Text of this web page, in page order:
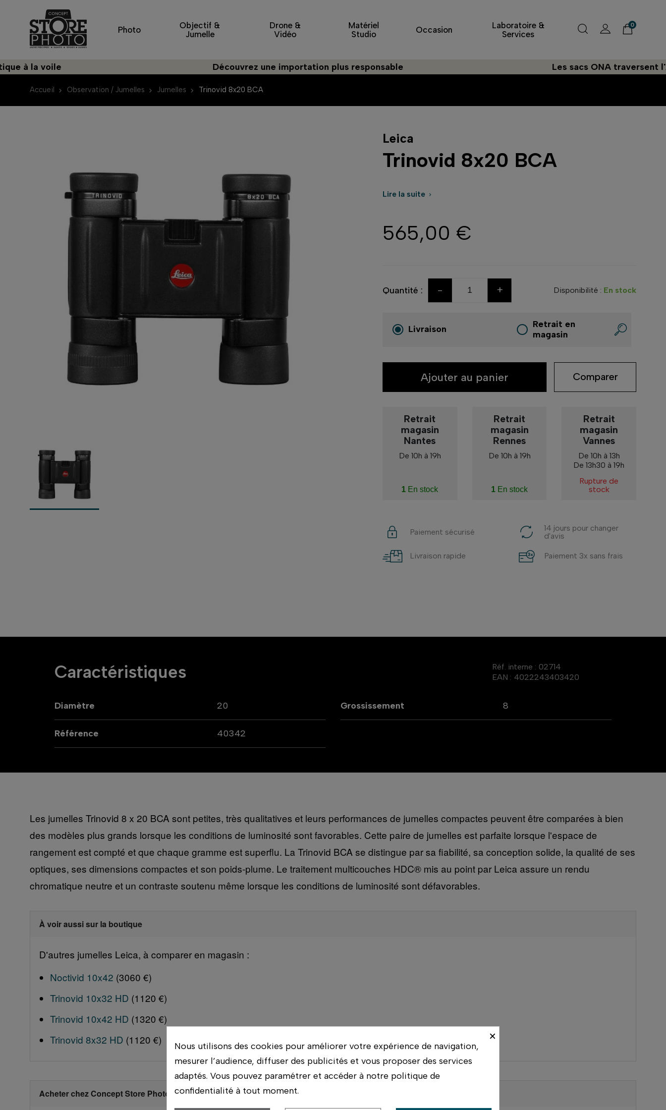
Photo
Objectif &
Jumelle
Drone &
Vidéo
Matériel
Studio
Occasion
Laboratoire &
Services
0
voile Découvrez une importation plus responsable Les sacs ONA traversent
Accueil Observation / Jumelles Jumelles Trinovid 8x20 BCA
Leica
Trinovid 8x20 BCA
Lire la suite 
565,00 €
Quantité : - + Disponibilité : En stock
Livraison
Retrait en
magasin
Ajouter au panier Comparer
Retrait
magasin
Nantes
De 10h à 19h
1 En stock
Retrait
magasin
Rennes
De 10h à 19h
1 En stock
Retrait
magasin
Vannes
De 10h à 13h
De 13h30 à 19h
Rupture de
stock
Paiement sécurisé
14 jours pour changer
d'avis
Livraison rapide Paiement 3x sans frais
Caractéristiques Réf. interne : 02714
EAN : 4022243403420
Diamètre 20 Grossissement 8
Référence 40342
Les jumelles Trinovid 8 x 20 BCA sont petites, très qualitatives et leurs performances de jumelles compactes peuvent être comparées à bien
des modèles plus grands lorsque les conditions de luminosité sont favorables. Cette paire de jumelles est parfaite lorsque l'espace de
rangement est compté et que chaque gramme est superflu. La Trinovid BCA se distingue par sa fiabilité, sa conception solide, la qualité de ses
optiques, ses dimensions compactes et son poids-plume. Le traitement multicouches HDC® mis au point par Leica assure un rendu
chromatique neutre et un contraste soutenu même lorsque les conditions de luminosité sont défavorables.
À voir aussi sur la boutique
D'autres jumelles Leica, à comparer en magasin :
Noctivid 10x42 (3060 €)
Trinovid 10x32 HD (1120 €)
Trinovid 10x42 HD (1320 €)
Trinovid 8x32 HD (1120 €)
Acheter chez Concept Store Photo
×
Nous utilisons des cookies pour améliorer votre expérience de navigation,
mesurer l’audience, diffuser des publicités et vous proposer des services
adaptés. Vous pouvez paramétrer et accéder à notre politique de
confidentialité à tout moment.